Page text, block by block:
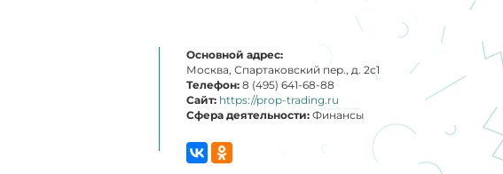
Основной адрес:
Москва, Спартаковский пер., д. 2с1
Телефон: 8 (495) 641-68-88
Сайт: https://prop-trading.ru
Сфера деятельности: Финансы